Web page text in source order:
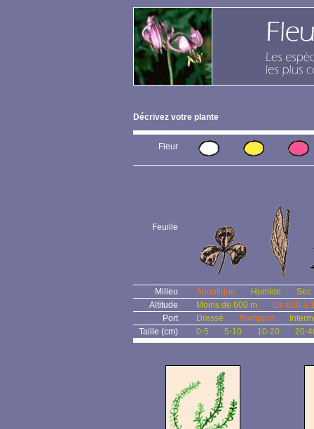
Décrivez votre plante
Fleur
Feuille
Milieu Aquatique Humide
Sec
Altitude
Moins de 600 m
De 600 à
Port
Dressé Rampant
Taille (cm)
0-5 5-10 10-20 20-